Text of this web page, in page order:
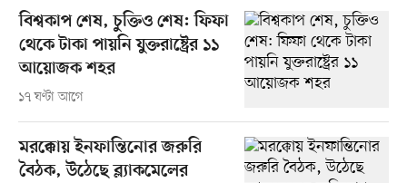
বিশ্বকাপ শেষ, চুক্তিও শেষ: ফিফা
থেকে টাকা পায়নি যুক্তরাষ্ট্রের ১১
আয়োজক শহর
১৭ ঘণ্টা আগে
মরক্কোয় ইনফান্তিনোর জরুরি
বৈঠক, উঠেছে ব্ল্যাকমেলের